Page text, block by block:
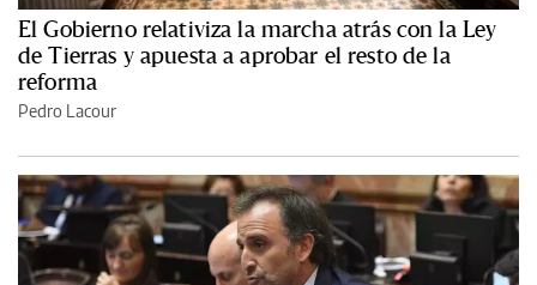
El Gobierno relativiza la marcha atrás con la Ley
de Tierras y apuesta a aprobar el resto de la
reforma
Pedro Lacour